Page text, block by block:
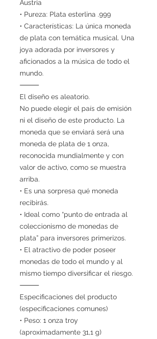
Austria
• Pureza: Plata esterlina .999
• Características: La única moneda
de plata con temática musical. Una
joya adorada por inversores y
aficionados a la música de todo el
mundo.
⸻
El diseño es aleatorio.
No puede elegir el país de emisión
ni el diseño de este producto. La
moneda que se enviará será una
moneda de plata de 1 onza,
reconocida mundialmente y con
valor de activo, como se muestra
arriba.
• Es una sorpresa qué moneda
recibirás.
• Ideal como “punto de entrada al
coleccionismo de monedas de
plata” para inversores primerizos.
• El atractivo de poder poseer
monedas de todo el mundo y al
mismo tiempo diversificar el riesgo.
⸻
Especificaciones del producto
(especificaciones comunes)
• Peso: 1 onza troy
(aproximadamente 31,1 g)